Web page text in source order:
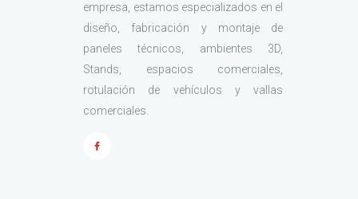
empresa, estamos especializados en el
diseño, fabricación y montaje de
paneles técnicos, ambientes 3D,
Stands, espacios comerciales,
rotulación de vehículos y vallas
comerciales.